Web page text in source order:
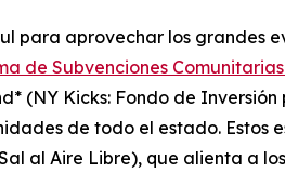
aprovechar los grandes
de Subvenciones
(NY Kicks: Fondo de
de todo el estado. Estos
al Aire Libre), que alienta a